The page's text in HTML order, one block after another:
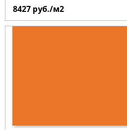
8427 руб./м2